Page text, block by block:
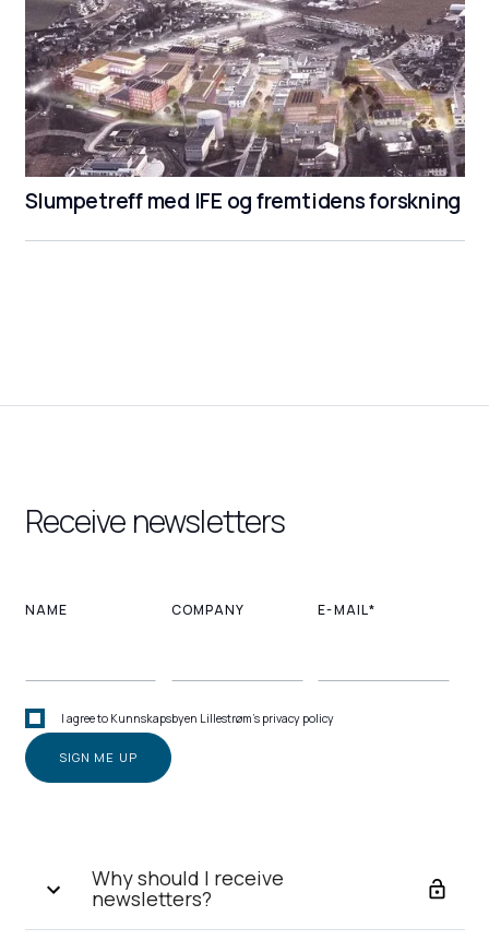
Slumpetreff med IFE og fremtidens forskning
Receive newsletters
NAME COMPANY E-MAIL*
I agree to Kunnskapsbyen Lillestrøm's privacy policy
Why should I receive
newsletters?